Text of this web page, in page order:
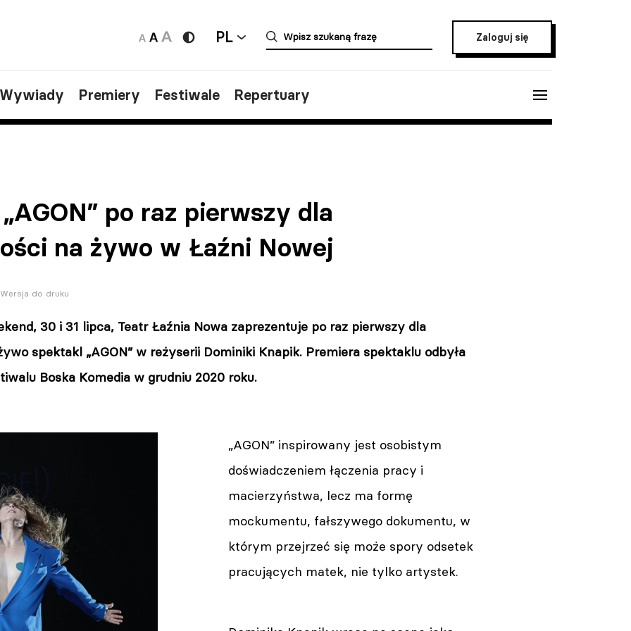
PL Zaloguj się
Premiery Festiwale Repertuary
po raz pierwszy dla
na żywo w Łaźni Nowej
Wersja do druku
30 i 31 lipca, Teatr Łaźnia Nowa zaprezentuje po raz pierwszy dla
spektakl „AGON” w reżyserii Dominiki Knapik. Premiera spektaklu odbyła
Boska Komedia w grudniu 2020 roku.
„AGON” inspirowany jest osobistym
doświadczeniem łączenia pracy i
macierzyństwa, lecz ma formę
mockumentu, fałszywego dokumentu, w
którym przejrzeć się może spory odsetek
pracujących matek, nie tylko artystek.